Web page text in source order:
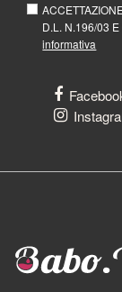
D.L. N.196/03
informativa